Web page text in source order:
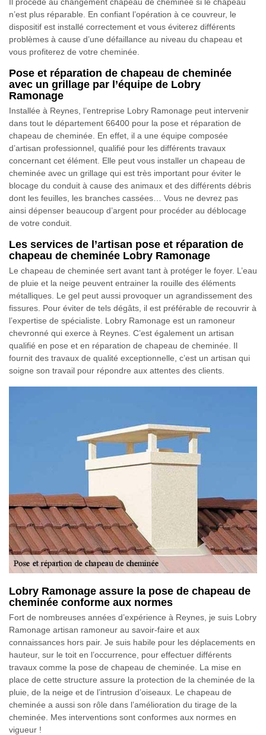
Il procède au changement chapeau de cheminée si le chapeau
n’est plus réparable. En confiant l’opération à ce couvreur, le
dispositif est installé correctement et vous éviterez différents
problèmes à cause d’une défaillance au niveau du chapeau et
vous profiterez de votre cheminée.
Pose et réparation de chapeau de cheminée
avec un grillage par l’équipe de Lobry
Ramonage
Installée à Reynes, l’entreprise Lobry Ramonage peut intervenir
dans tout le département 66400 pour la pose et réparation de
chapeau de cheminée. En effet, il a une équipe composée
d’artisan professionnel, qualifié pour les différents travaux
concernant cet élément. Elle peut vous installer un chapeau de
cheminée avec un grillage qui est très important pour éviter le
blocage du conduit à cause des animaux et des différents débris
dont les feuilles, les branches cassées… Vous ne devrez pas
ainsi dépenser beaucoup d’argent pour procéder au déblocage
de votre conduit.
Les services de l’artisan pose et réparation de
chapeau de cheminée Lobry Ramonage
Le chapeau de cheminée sert avant tant à protéger le foyer. L’eau
de pluie et la neige peuvent entrainer la rouille des éléments
métalliques. Le gel peut aussi provoquer un agrandissement des
fissures. Pour éviter de tels dégâts, il est préférable de recouvrir à
l’expertise de spécialiste. Lobry Ramonage est un ramoneur
chevronné qui exerce à Reynes. C’est également un artisan
qualifié en pose et en réparation de chapeau de cheminée. Il
fournit des travaux de qualité exceptionnelle, c’est un artisan qui
soigne son travail pour répondre aux attentes des clients.
Lobry Ramonage assure la pose de chapeau de
cheminée conforme aux normes
Fort de nombreuses années d’expérience à Reynes, je suis Lobry
Ramonage artisan ramoneur au savoir-faire et aux
connaissances hors pair. Je suis habile pour les déplacements en
hauteur, sur le toit en l’occurrence, pour effectuer différents
travaux comme la pose de chapeau de cheminée. La mise en
place de cette structure assure la protection de la cheminée de la
pluie, de la neige et de l’intrusion d’oiseaux. Le chapeau de
cheminée a aussi son rôle dans l’amélioration du tirage de la
cheminée. Mes interventions sont conformes aux normes en
vigueur !